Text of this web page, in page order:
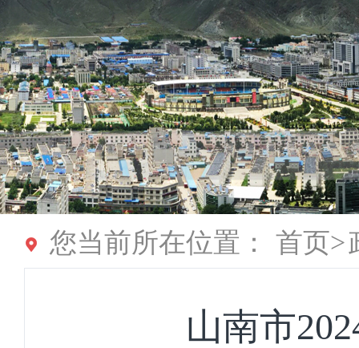
您当前所在位置： 首页>
山南市